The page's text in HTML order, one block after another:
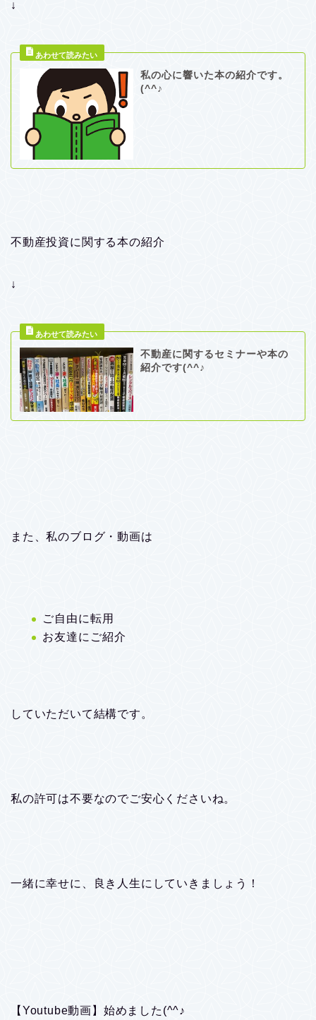
↓
私の心に響いた本の紹介です。
(^^♪
不動産投資に関する本の紹介
↓
不動産に関するセミナーや本の
紹介です(^^♪
また、私のブログ・動画は
ご自由に転用
お友達にご紹介
していただいて結構です。
私の許可は不要なのでご安心くださいね。
一緒に幸せに、良き人生にしていきましょう！
【Youtube動画】始めました(^^♪